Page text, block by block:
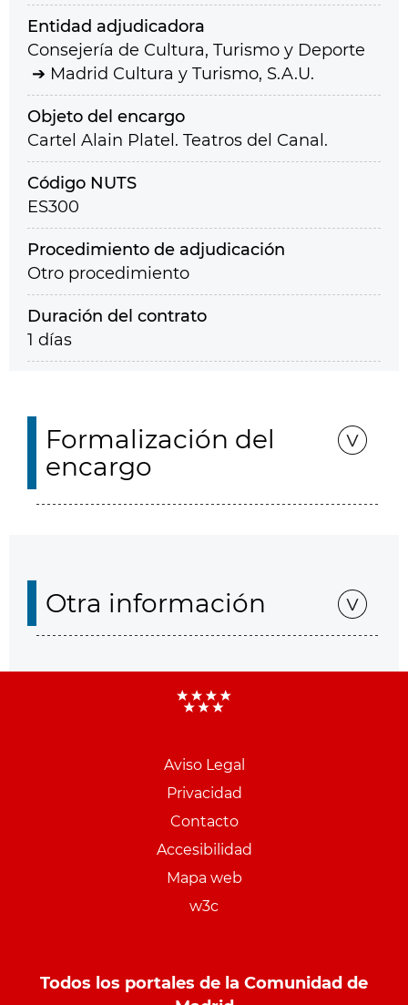
Entidad adjudicadora
Consejería de Cultura, Turismo y Deporte
Madrid Cultura y Turismo, S.A.U.
Objeto del encargo
Cartel Alain Platel. Teatros del Canal.
Código NUTS
ES300
Procedimiento de adjudicación
Otro procedimiento
Duración del contrato
1 días
Formalización del
encargo
Otra información
Aviso Legal
Privacidad
Contacto
Accesibilidad
Mapa web
w3c
Todos los portales de la Comunidad de